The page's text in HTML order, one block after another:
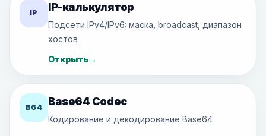
IP IP-калькулятор
Подсети IPv4/IPv6: маска, broadcast, диапазон
хостов
Открыть→
B64 Base64 Codec
Кодирование и декодирование Base64